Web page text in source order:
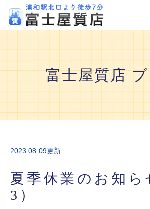
富士屋質店
2023.08.09更新
夏季休業のお知ら
3）